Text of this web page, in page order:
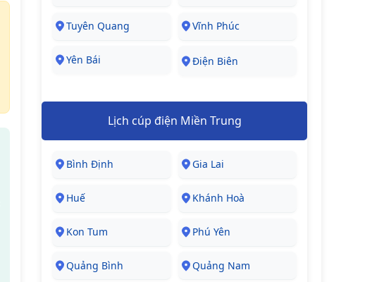
Tuyên Quang Vĩnh Phúc
Yên Bái Điện Biên
Lịch cúp điện Miền Trung
Bình Định Gia Lai
Huế Khánh Hoà
Kon Tum Phú Yên
Quảng Bình Quảng Nam